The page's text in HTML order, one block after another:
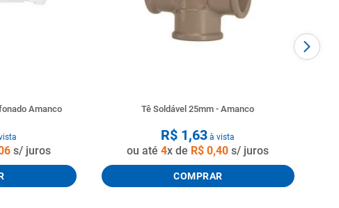
Amanco
s/ juros
Tê Soldável 25mm - Amanco
R$ 1,63 à vista
ou até4x de R$ 0,40 s/ juros
COMPRAR